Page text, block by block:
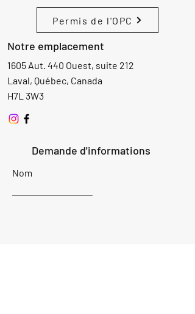
Permis de l'OPC
Notre emplacement
1605 Aut. 440 Ouest, suite 212
Laval, Québec, Canada
H7L 3W3
Demande d'informations
Nom